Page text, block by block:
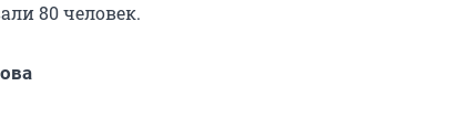
80 человек.